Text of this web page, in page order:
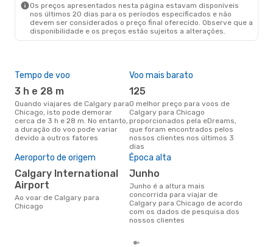
Os preços apresentados nesta página estavam disponíveis
nos últimos 20 dias para os períodos especificados e não
devem ser considerados o preço final oferecido. Observe que a
disponibilidade e os preços estão sujeitos a alterações.
Tempo de voo
3 h e 28 m
Quando viajares de Calgary para
Chicago, isto pode demorar
cerca de 3 h e 28 m. No entanto,
a duração do voo pode variar
devido a outros fatores
Voo mais barato
125
O melhor preço para voos de
Calgary para Chicago
proporcionados pela eDreams,
que foram encontrados pelos
nossos clientes nos últimos 3
dias
Aeroporto de origem
Calgary International
Airport
Ao voar de Calgary para
Chicago
Época alta
junho
junho é a altura mais
concorrida para viajar de
Calgary para Chicago de acordo
com os dados de pesquisa dos
nossos clientes